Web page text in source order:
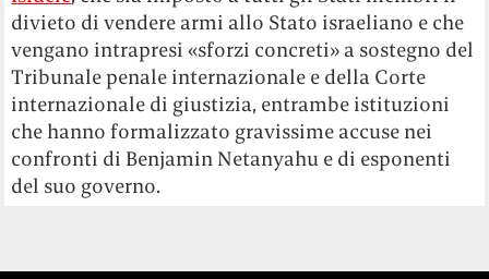
Le cose di cui si parla,
più tutto il resto.